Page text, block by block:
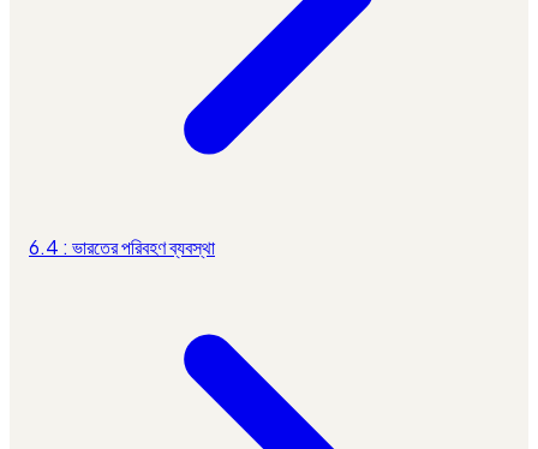
6.4 : ভারতের পরিবহণ ব্যবস্থা